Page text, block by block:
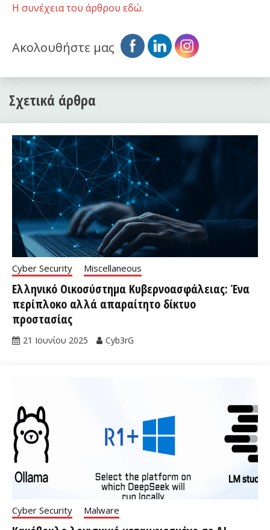
Η συνέχεια του άρθρου εδώ.
Ακολουθήστε μας
Σχετικά άρθρα
Cyber Security Miscellaneous
Ελληνικό Οικοσύστημα Κυβερνοασφάλειας: Ένα
περίπλοκο αλλά απαραίτητο δίκτυο
προστασίας
21 Ιουνίου 2025 Cyb3rG
Cyber Security Malware